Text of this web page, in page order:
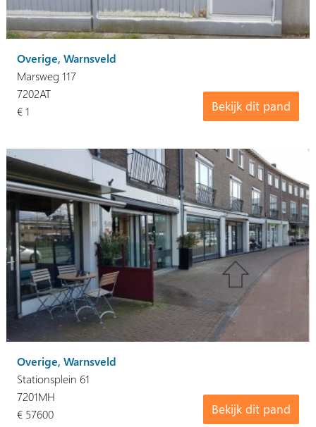
Overige, Warnsveld
Marsweg 117
Bekijk dit pand
7202AT
€ 1
Overige, Warnsveld
Stationsplein 61
Bekijk dit pand
7201MH
€ 57600